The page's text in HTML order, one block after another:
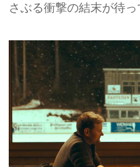
さぶる衝撃の結末が待っ